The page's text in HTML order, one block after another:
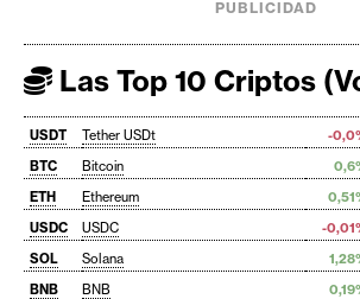
PUBLICIDAD
Las Top 10 Criptos
USDT Tether USDt -
BTC
Bitcoin
ETH
Ethereum
USDC
USDC -
SOL
Solana
BNB
BNB